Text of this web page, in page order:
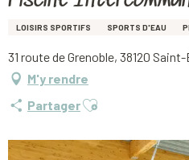
LOISIRS SPORTIFS SPORTS D'EAU
31 route de Grenoble, 38120
M'y rendre
PartagerAjouter aux favoris